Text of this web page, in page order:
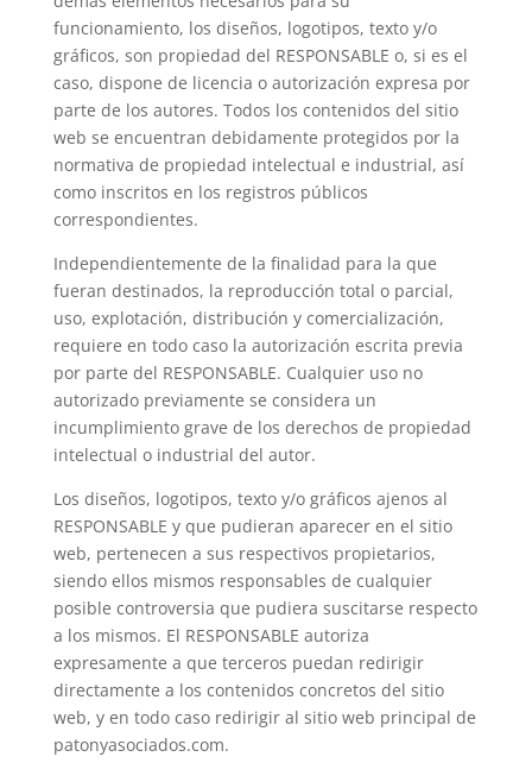
funcionamiento, los diseños, logotipos, texto y/o
gráficos, son propiedad del RESPONSABLE o, si es el
caso, dispone de licencia o autorización expresa por
parte de los autores. Todos los contenidos del sitio
web se encuentran debidamente protegidos por la
normativa de propiedad intelectual e industrial, así
como inscritos en los registros públicos
correspondientes.
Independientemente de la finalidad para la que
fueran destinados, la reproducción total o parcial,
uso, explotación, distribución y comercialización,
requiere en todo caso la autorización escrita previa
por parte del RESPONSABLE. Cualquier uso no
autorizado previamente se considera un
incumplimiento grave de los derechos de propiedad
intelectual o industrial del autor.
Los diseños, logotipos, texto y/o gráficos ajenos al
RESPONSABLE y que pudieran aparecer en el sitio
web, pertenecen a sus respectivos propietarios,
siendo ellos mismos responsables de cualquier
posible controversia que pudiera suscitarse respecto
a los mismos. El RESPONSABLE autoriza
expresamente a que terceros puedan redirigir
directamente a los contenidos concretos del sitio
web, y en todo caso redirigir al sitio web principal de
patonyasociados.com.